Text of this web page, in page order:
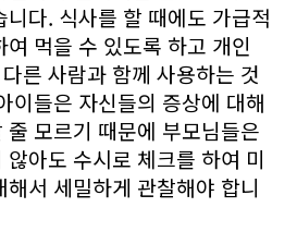
다. 식사를 할 때에도 가급적
먹을 수 있도록 하고 개인
른 사람과 함께 사용하는 것
이들은 자신들의 증상에 대해
모르기 때문에 부모님들은
아도 수시로 체크를 하여 미
서 세밀하게 관찰해야 합니